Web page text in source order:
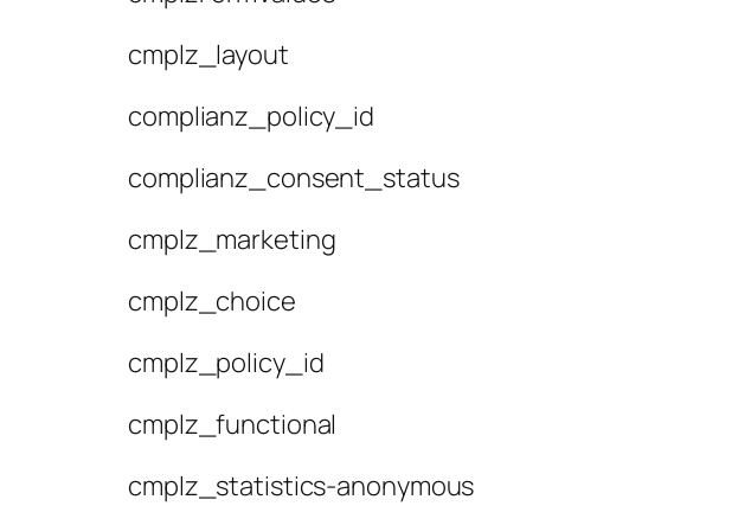
cmplz_layout
complianz_policy_id
complianz_consent_status
cmplz_marketing
cmplz_choice
cmplz_policy_id
cmplz_functional
cmplz_statistics-anonymous